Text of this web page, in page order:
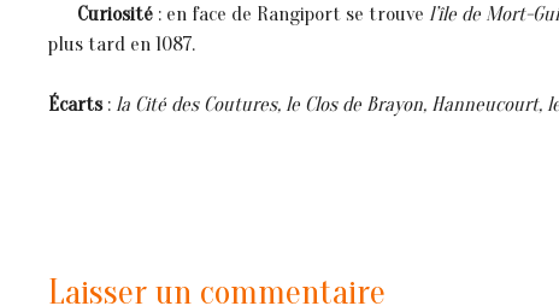
Curiosité : en face de Rangiport se trouve l’île de Mort-
plus tard en 1087.
Écarts: la Cité des Coutures, le Clos de Brayon, Hanneucourt,
Laisser un commentaire